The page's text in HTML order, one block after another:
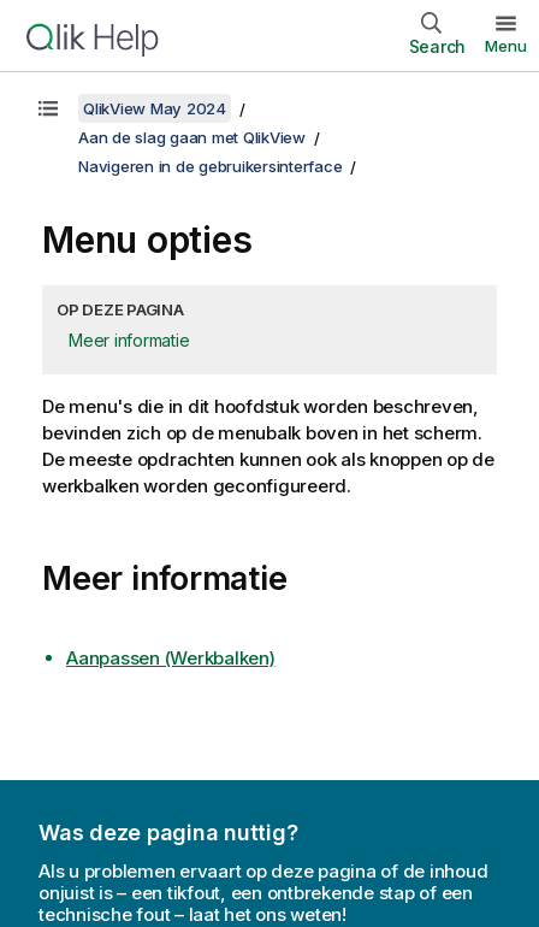
Search Menu
QlikView May 2024
Aan de slag gaan met QlikView
Navigeren in de gebruikersinterface
Menu opties
OP DEZE PAGINA
Meer informatie
De menu's die in dit hoofdstuk worden beschreven,
bevinden zich op de menubalk boven in het scherm.
De meeste opdrachten kunnen ook als knoppen op de
werkbalken worden geconfigureerd.
Meer informatie
Aanpassen (Werkbalken)
Was deze pagina nuttig?
Als u problemen ervaart op deze pagina of de inhoud
onjuist is – een tikfout, een ontbrekende stap of een
technische fout – laat het ons weten!